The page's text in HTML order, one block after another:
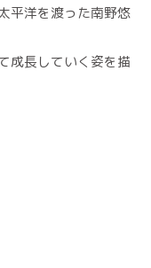
平洋を渡った南野悠
成長していく姿を描